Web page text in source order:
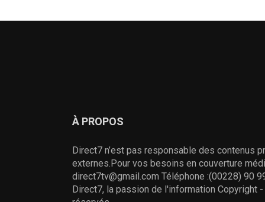
À PROPOS
Direct7 n’est pas responsable des contenus
externes.Pour vos besoins en couverture
direct7tv@gmail.com Téléphone :(00228) 90
Direct7, la passion de l'information Copyright